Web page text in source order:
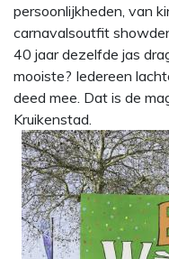
persoonlijkheden, van
carnavalsoutfit
40 jaar dezelfde jas
mooiste? Iedereen
deed mee. Dat is de
Kruikenstad.